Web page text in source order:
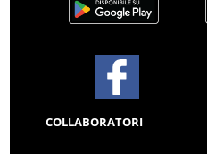
COLLABORATORI